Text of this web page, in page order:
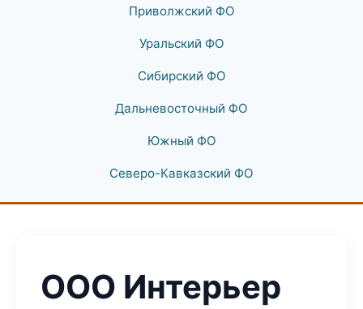
Приволжский ФО
Уральский ФО
Сибирский ФО
Дальневосточный ФО
Южный ФО
Северо-Кавказский ФО
ООО Интерьер